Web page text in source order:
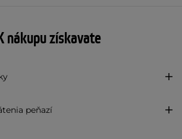
nákupu získavate
peňazí